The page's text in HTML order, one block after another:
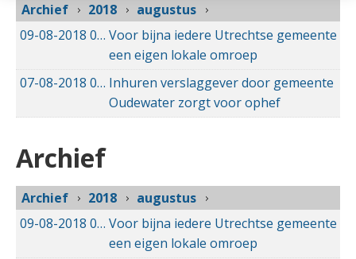
Archief 2018
augustus
09-08-2018 09-08-2018 19:36
Voor bijna iedere Utrechtse gemeente
een eigen lokale omroep
07-08-2018 07-08-2018 16:59
Inhuren verslaggever door gemeente
Oudewater zorgt voor ophef
Archief
Archief 2018
augustus
09-08-2018 09-08-2018 19:36
Voor bijna iedere Utrechtse gemeente
een eigen lokale omroep